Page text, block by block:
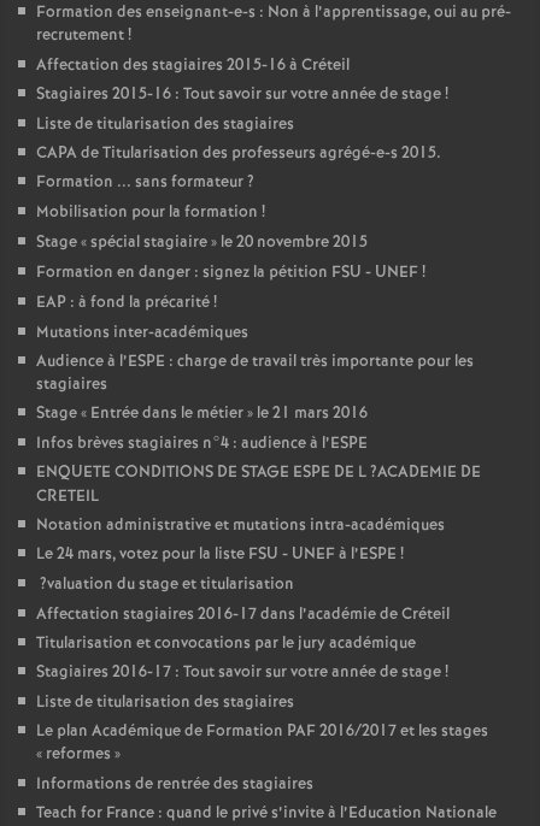
Formation des enseignant-e-s : Non à l’apprentissage, oui au pré-
recrutement!
Affectation des stagiaires 2015-16 à Créteil
Stagiaires 2015-16 : Tout savoir sur votre année de stage!
Liste de titularisation des stagiaires
CAPAde Titularisation des professeurs agrégé-e-s 2015.
Formation ... sans formateur?
Mobilisation pour la formation !
Stage «spécial stagiaire» le 20 novembre 2015
Formation en danger : signez la pétition FSU - UNEF!
EAP : à fond la précarité!
Mutations inter-académiques
Audience à l’ESPE : charge de travail très importante pour les
stagiaires
Stage « Entrée dans le métier» le 21 mars 2016
Infos brèves stagiaires n°4 : audience à l’ESPE
ENQUETE CONDITIONS DE STAGE ESPE DE L?ACADEMIE DE
CRETEIL
Notation administrative et mutations intra-académiques
Le 24 mars, votez pour la liste FSU - UNEFà l’ESPE !
?valuation du stage et titularisation
Affectation stagiaires 2016-17 dans l’académie de Créteil
Titularisation et convocations par le jury académique
Stagiaires 2016-17 : Tout savoir sur votre année de stage!
Liste de titularisation des stagiaires
Le plan Académique de Formation PAF2016/2017 et les stages
« reformes »
Informations de rentrée des stagiaires
Teach for France : quand le privé s’invite à l’Education Nationale